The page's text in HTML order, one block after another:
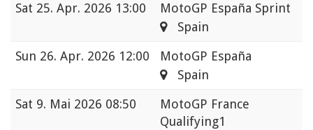
Sat 25. Apr. 2026 13:00
MotoGP España Sprint
Spain
Sun 26. Apr. 2026 12:00
MotoGP España
Spain
Sat 9. Mai 2026 08:50
MotoGP France
Qualifying1